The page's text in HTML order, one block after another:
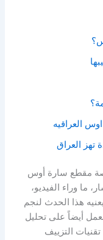
العراقيه
العراق
مقطع سارة أوس
ما وراء الفيديو،
هذا الحدث لنجم
أيضاً على تحليل
التزييف